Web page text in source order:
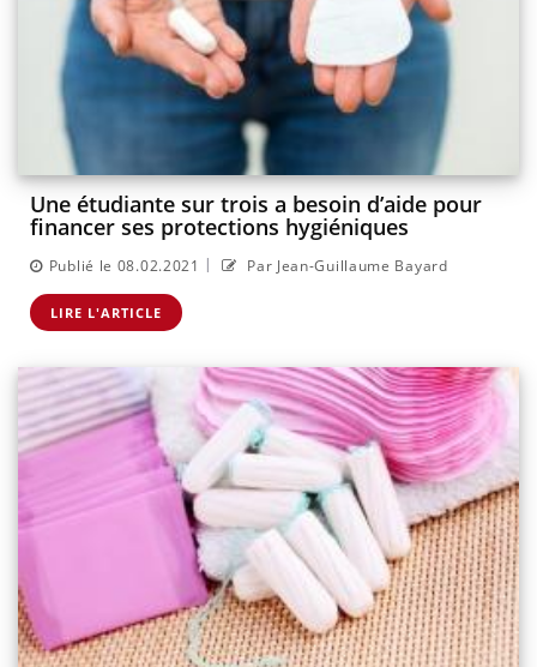
Une étudiante sur trois a besoin d’aide pour
financer ses protections hygiéniques
Publié le 08.02.2021 | Par Jean-Guillaume Bayard
LIRE L'ARTICLE